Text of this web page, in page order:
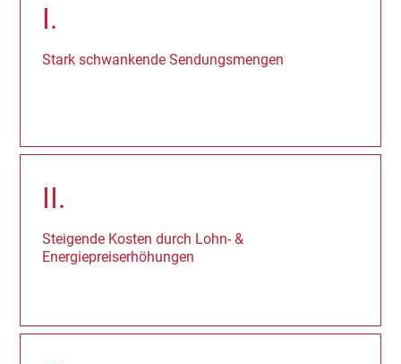
I.
Stark schwankende Sendungsmengen
II.
Steigende Kosten durch Lohn‑ &
Energiepreiserhöhungen